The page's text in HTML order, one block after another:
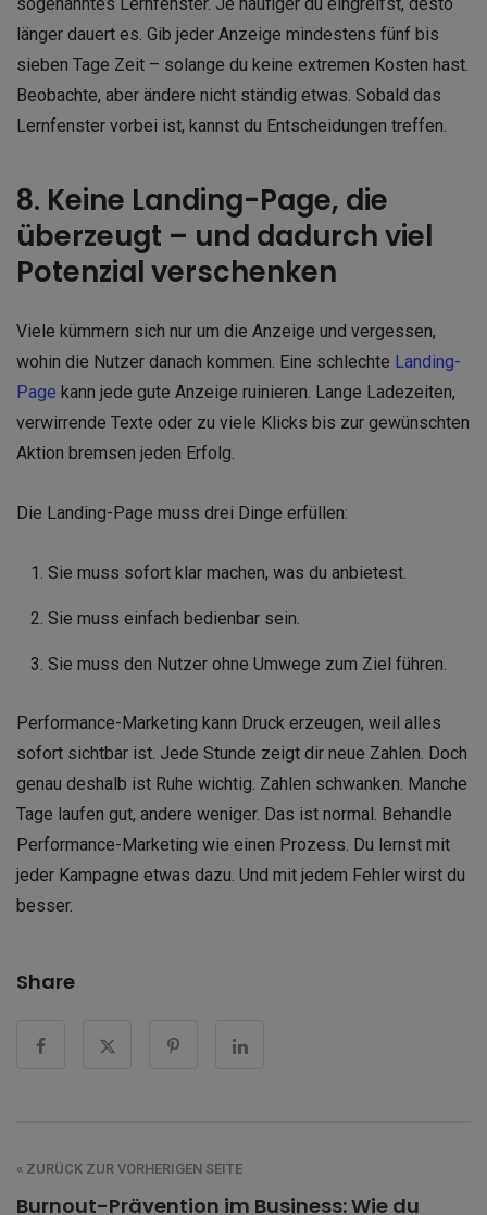
länger dauert es. Gib jeder Anzeige mindestens fünf bis
sieben Tage Zeit – solange du keine extremen Kosten hast.
Beobachte, aber ändere nicht ständig etwas. Sobald das
Lernfenster vorbei ist, kannst du Entscheidungen treffen.
8. Keine Landing-Page, die
überzeugt – und dadurch viel
Potenzial verschenken
Viele kümmern sich nur um die Anzeige und vergessen,
wohin die Nutzer danach kommen. Eine schlechte Landing-
Page kann jede gute Anzeige ruinieren. Lange Ladezeiten,
verwirrende Texte oder zu viele Klicks bis zur gewünschten
Aktion bremsen jeden Erfolg.
Die Landing-Page muss drei Dinge erfüllen:
Sie muss sofort klar machen, was du anbietest.
Sie muss einfach bedienbar sein.
Sie muss den Nutzer ohne Umwege zum Ziel führen.
Performance-Marketing kann Druck erzeugen, weil alles
sofort sichtbar ist. Jede Stunde zeigt dir neue Zahlen. Doch
genau deshalb ist Ruhe wichtig. Zahlen schwanken. Manche
Tage laufen gut, andere weniger. Das ist normal. Behandle
Performance-Marketing wie einen Prozess. Du lernst mit
jeder Kampagne etwas dazu. Und mit jedem Fehler wirst du
besser.
Share
« ZURÜCK ZUR VORHERIGEN SEITE
Burnout-Prävention im Business: Wie du